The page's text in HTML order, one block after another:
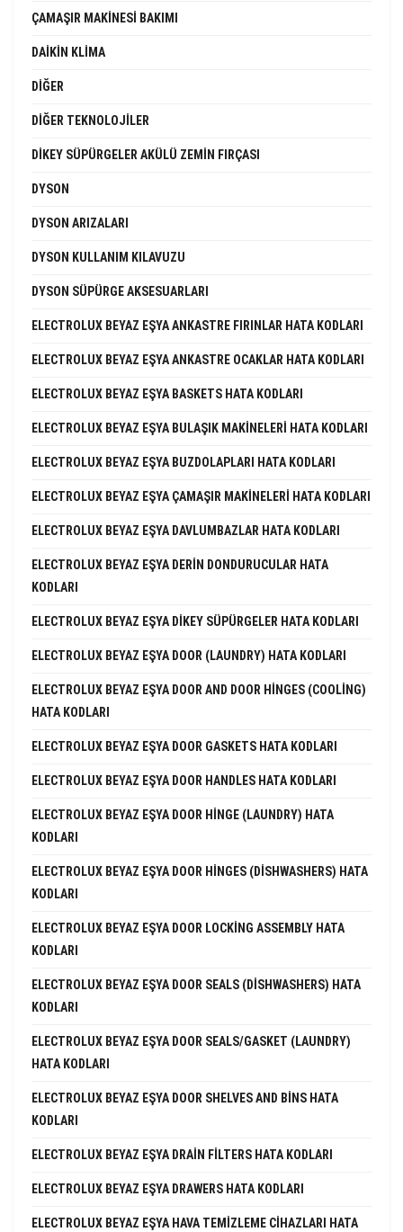
ÇAMAŞIR MAKINESI BAKIMI
DAIKIN KLIMA
DIĞER
DIĞER TEKNOLOJILER
DIKEY SÜPÜRGELER AKÜLÜ ZEMIN FIRÇASI
DYSON
DYSON ARIZALARI
DYSON KULLANIM KILAVUZU
DYSON SÜPÜRGE AKSESUARLARI
ELECTROLUX BEYAZ EŞYA ANKASTRE FIRINLAR HATA KODLARI
ELECTROLUX BEYAZ EŞYA ANKASTRE OCAKLAR HATA KODLARI
ELECTROLUX BEYAZ EŞYA BASKETS HATA KODLARI
ELECTROLUX BEYAZ EŞYA BULAŞIK MAKINELERI HATA KODLARI
ELECTROLUX BEYAZ EŞYA BUZDOLAPLARI HATA KODLARI
ELECTROLUX BEYAZ EŞYA ÇAMAŞIR MAKINELERI HATA KODLARI
ELECTROLUX BEYAZ EŞYA DAVLUMBAZLAR HATA KODLARI
ELECTROLUX BEYAZ EŞYA DERIN DONDURUCULAR HATA
KODLARI
ELECTROLUX BEYAZ EŞYA DIKEY SÜPÜRGELER HATA KODLARI
ELECTROLUX BEYAZ EŞYA DOOR (LAUNDRY) HATA KODLARI
ELECTROLUX BEYAZ EŞYA DOOR AND DOOR HINGES (COOLING)
HATA KODLARI
ELECTROLUX BEYAZ EŞYA DOOR GASKETS HATA KODLARI
ELECTROLUX BEYAZ EŞYA DOOR HANDLES HATA KODLARI
ELECTROLUX BEYAZ EŞYA DOOR HINGE (LAUNDRY) HATA
KODLARI
ELECTROLUX BEYAZ EŞYA DOOR HINGES (DISHWASHERS) HATA
KODLARI
ELECTROLUX BEYAZ EŞYA DOOR LOCKING ASSEMBLY HATA
KODLARI
ELECTROLUX BEYAZ EŞYA DOOR SEALS (DISHWASHERS) HATA
KODLARI
ELECTROLUX BEYAZ EŞYA DOOR SEALS/GASKET (LAUNDRY)
HATA KODLARI
ELECTROLUX BEYAZ EŞYA DOOR SHELVES AND BINS HATA
KODLARI
ELECTROLUX BEYAZ EŞYA DRAIN FILTERS HATA KODLARI
ELECTROLUX BEYAZ EŞYA DRAWERS HATA KODLARI
ELECTROLUX BEYAZ EŞYA HAVA TEMIZLEME CIHAZLARI HATA